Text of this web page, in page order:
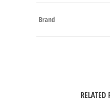
Brand
RELATED